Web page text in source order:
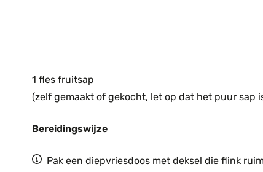
1 fles fruitsap
(zelf gemaakt of gekocht, let op dat het puur sap
Bereidingswijze
Pak een diepvriesdoos met deksel die flink